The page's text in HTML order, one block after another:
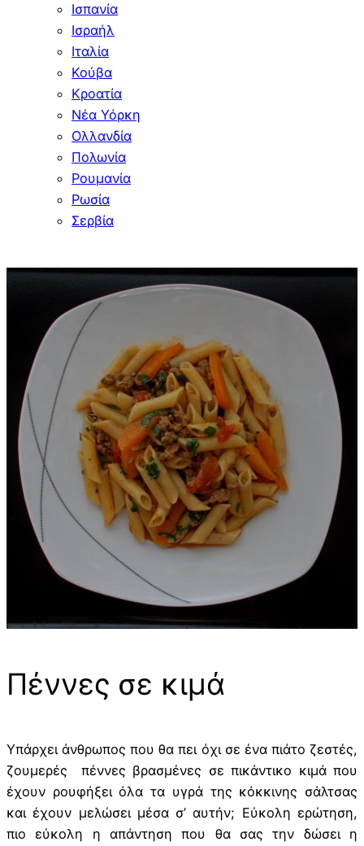
Ισπανία
Ισραήλ
Ιταλία
Κούβα
Κροατία
Νέα Υόρκη
Ολλανδία
Πολωνία
Ρουμανία
Ρωσία
Σερβία
Πέννες σε κιμά
Υπάρχει άνθρωπος που θα πει όχι σε ένα πιάτο ζεστές,
ζουμερές πέννες βρασμένες σε πικάντικο κιμά που
έχουν ρουφήξει όλα τα υγρά της κόκκινης σάλτσας
και έχουν μελώσει μέσα σ’ αυτήν; Εύκολη ερώτηση,
πιο εύκολη η απάντηση που θα σας την δώσει η